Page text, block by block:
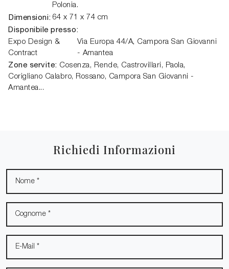
Polonia.
Dimensioni: 64 x 71 x 74 cm
Disponibile presso:
Expo Design &
Contract
Via Europa 44/A, Campora San Giovanni
- Amantea
Zone servite: Cosenza, Rende, Castrovillari, Paola,
Corigliano Calabro, Rossano, Campora San Giovanni -
Amantea...
Richiedi Informazioni